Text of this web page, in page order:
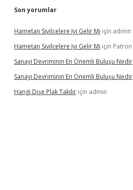
Son yorumlar
Hametan Sivilcelere Iyi Gelir Mi için admin
Hametan Sivilcelere Iyi Gelir Mi için Patron
Sanayi Devriminin En Önemli Buluşu Nedir
Sanayi Devriminin En Önemli Buluşu Nedir
Hangi Dişe Plak Takılır için admin